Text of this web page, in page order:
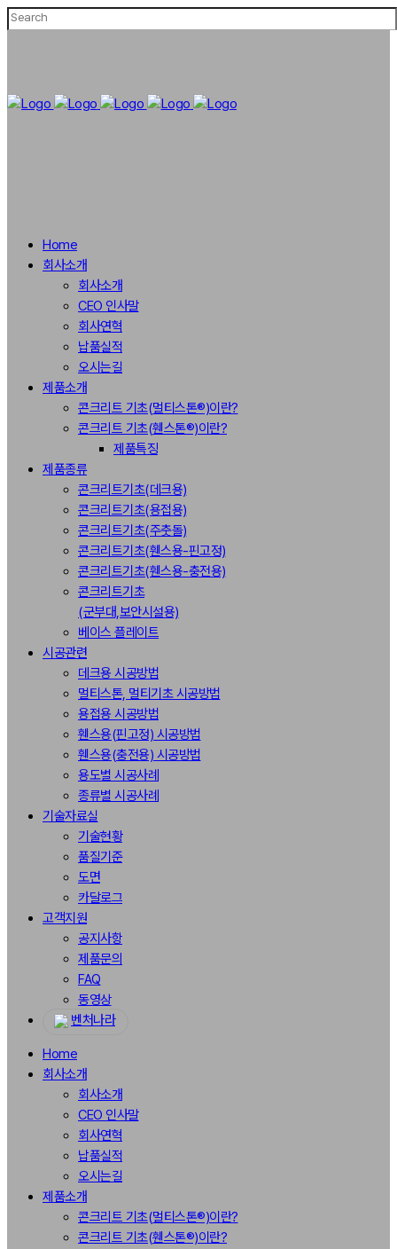
Home
회사소개
회사소개
CEO 인사말
회사연혁
납품실적
오시는길
제품소개
콘크리트 기초(멀티스톤®)이란?
콘크리트 기초(휀스톤®)이란?
제품특징
제품종류
콘크리트기초(데크용)
콘크리트기초(용접용)
콘크리트기초(주춧돌)
콘크리트기초(휀스용-핀고정)
콘크리트기초(휀스용-충전용)
콘크리트기초
(군부대,보안시설용)
베이스 플레이트
시공관련
데크용 시공방법
멀티스톤, 멀티기초 시공방법
용접용 시공방법
휀스용(핀고정) 시공방법
휀스용(충전용) 시공방법
용도별 시공사례
종류별 시공사례
기술자료실
기술현황
품질기준
도면
카달로그
고객지원
공지사항
제품문의
FAQ
동영상
벤처나라
Home
회사소개
회사소개
CEO 인사말
회사연혁
납품실적
오시는길
제품소개
콘크리트 기초(멀티스톤®)이란?
콘크리트 기초(휀스톤®)이란?